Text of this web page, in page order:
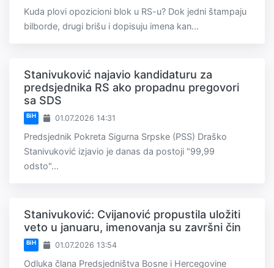
Kuda plovi opozicioni blok u RS-u? Dok jedni štampaju
bilborde, drugi brišu i dopisuju imena kan...
Stanivuković najavio kandidaturu za
predsjednika RS ako propadnu pregovori
sa SDS
BiH 01.07.2026 14:31
Predsjednik Pokreta Sigurna Srpske (PSS) Draško
Stanivuković izjavio je danas da postoji "99,99
odsto"...
Stanivuković: Cvijanović propustila uložiti
veto u januaru, imenovanja su završni čin
BiH 01.07.2026 13:54
Odluka člana Predsjedništva Bosne i Hercegovine